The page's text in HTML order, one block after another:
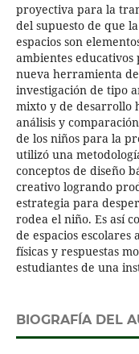
proyectiva para la
del supuesto de que
espacios son
ambientes educativos
nueva herramienta
investigación de tipo
mixto y de desarrollo
análisis y
de los niños para la
utilizó una
conceptos de diseño
creativo logrando
estrategia para
rodea el niño. Es así
de espacios
físicas y respuestas
estudiantes de una
BIOGRAFÍA DEL